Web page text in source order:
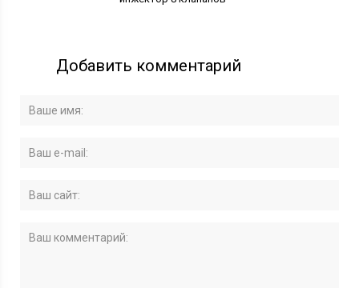
Добавить комментарий